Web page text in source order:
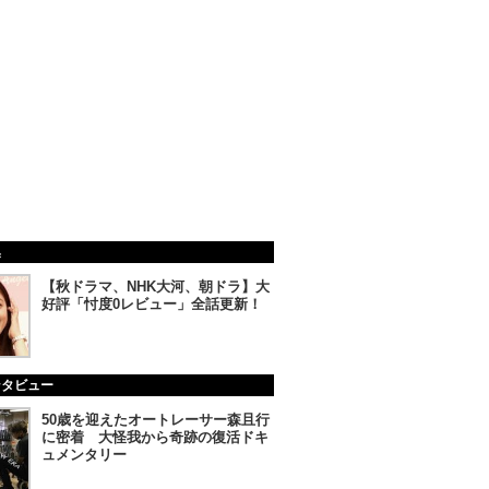
【秋ドラマ、NHK大河、朝ドラ】大
好評「忖度0レビュー」全話更新！
ビュー
50歳を迎えたオートレーサー森且行
に密着 大怪我から奇跡の復活ドキ
ュメンタリー